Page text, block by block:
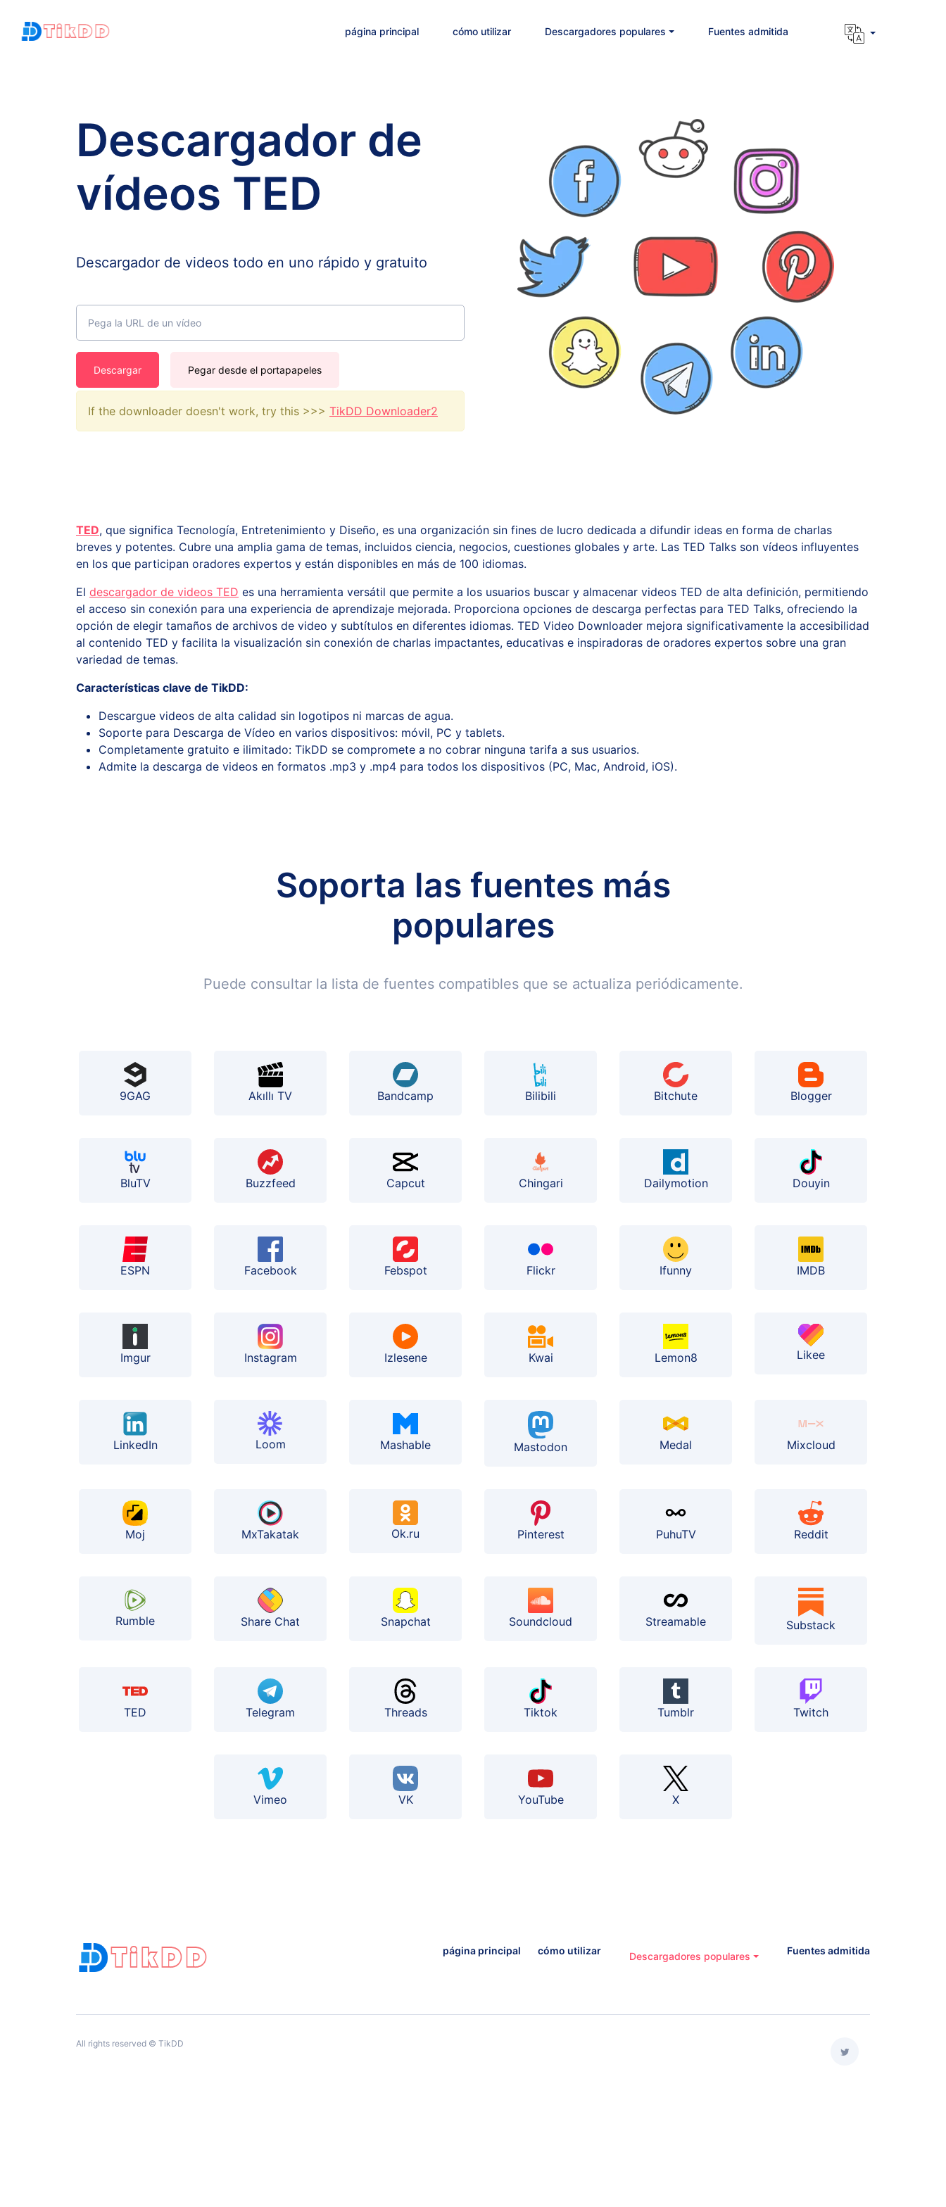
página principal cómo utilizar Descargadores populares Fuentes admitida
Descargador de
vídeos TED
Descargador de videos todo en uno rápido y gratuito
Descargar Pegar desde el portapapeles
If the downloader doesn't work, try this >>> TikDD Downloader2
TED, que significa Tecnología, Entretenimiento y Diseño, es una organización sin fines de lucro dedicada a difundir ideas en forma de charlas
breves y potentes. Cubre una amplia gama de temas, incluidos ciencia, negocios, cuestiones globales y arte. Las TED Talks son vídeos influyentes
en los que participan oradores expertos y están disponibles en más de 100 idiomas.
El descargador de videos TED es una herramienta versátil que permite a los usuarios buscar y almacenar videos TED de alta definición, permitiendo
el acceso sin conexión para una experiencia de aprendizaje mejorada. Proporciona opciones de descarga perfectas para TED Talks, ofreciendo la
opción de elegir tamaños de archivos de video y subtítulos en diferentes idiomas. TED Video Downloader mejora significativamente la accesibilidad
al contenido TED y facilita la visualización sin conexión de charlas impactantes, educativas e inspiradoras de oradores expertos sobre una gran
variedad de temas.
Características clave de TikDD:
Descargue videos de alta calidad sin logotipos ni marcas de agua.
Soporte para Descarga de Vídeo en varios dispositivos: móvil, PC y tablets.
Completamente gratuito e ilimitado: TikDD se compromete a no cobrar ninguna tarifa a sus usuarios.
Admite la descarga de videos en formatos .mp3 y .mp4 para todos los dispositivos (PC, Mac, Android, iOS).
Soporta las fuentes más
populares
Puede consultar la lista de fuentes compatibles que se actualiza periódicamente.
9GAG Akıllı TV Bandcamp Bilibili Bitchute Blogger
BluTV Buzzfeed Capcut Chingari Dailymotion Douyin
ESPN Facebook Febspot Flickr Ifunny IMDB
Imgur Instagram Izlesene Kwai Lemon8 Likee
LinkedIn Loom Mashable Mastodon Medal Mixcloud
Moj MxTakatak Ok.ru Pinterest PuhuTV Reddit
Rumble Share Chat Snapchat Soundcloud Streamable Substack
TED Telegram Threads Tiktok Tumblr Twitch
Vimeo VK YouTube X
página principal cómo utilizar Descargadores populares Fuentes admitida
All rights reserved © TikDD